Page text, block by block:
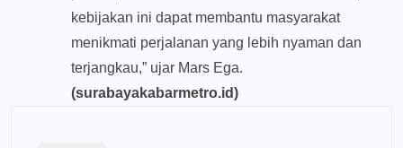
kebijakan ini dapat membantu masyarakat
menikmati perjalanan yang lebih nyaman dan
terjangkau,” ujar Mars Ega.
(surabayakabarmetro.id)